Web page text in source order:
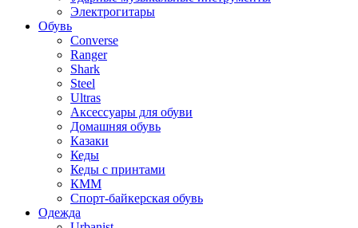
Электрогитары
Обувь
Converse
Ranger
Shark
Steel
Ultras
Аксессуары для обуви
Домашняя обувь
Казаки
Кеды
Кеды с принтами
КММ
Спорт-байкерская обувь
Одежда